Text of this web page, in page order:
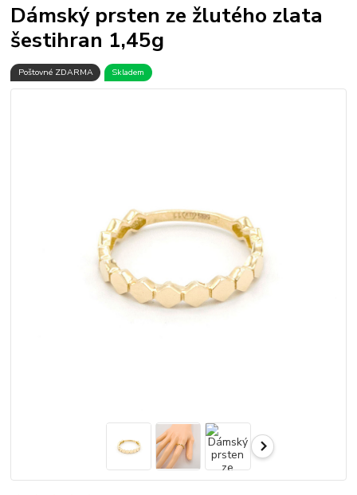
Dámský prsten ze žlutého zlata
šestihran 1,45g
Poštovné ZDARMA Skladem